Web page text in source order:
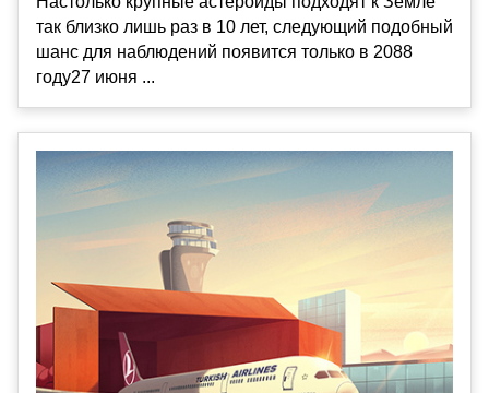
так близко лишь раз в 10 лет, следующий подобный
шанс для наблюдений появится только в 2088
году27 июня ...